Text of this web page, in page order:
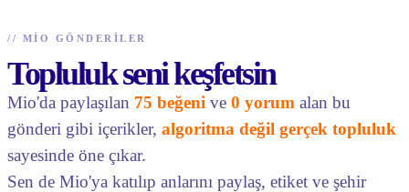
// MIO GÖNDERILER
Topluluk seni keşfetsin
Mio'da paylaşılan 75 beğeni ve 0 yorum alan bu
gönderi gibi içerikler, algoritma değil gerçek topluluk
sayesinde öne çıkar.
Sen de Mio'ya katılıp anlarını paylaş, etiket ve şehir